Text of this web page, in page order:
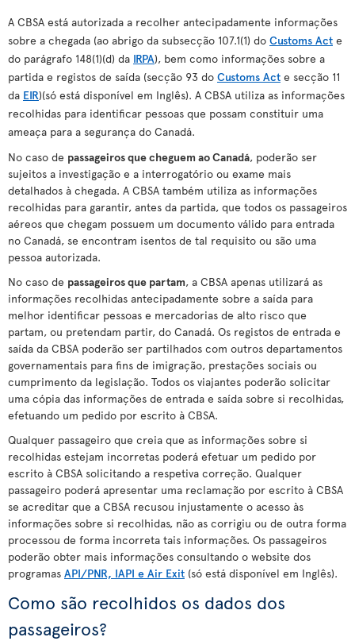
A CBSA está autorizada a recolher antecipadamente informações
sobre a chegada (ao abrigo da subsecção 107.1(1) do Customs Act e
do parágrafo 148(1)(d) da IRPA), bem como informações sobre a
partida e registos de saída (secção 93 do Customs Act e secção 11
da EIR)(só está disponível em Inglês). A CBSA utiliza as informações
recolhidas para identificar pessoas que possam constituir uma
ameaça para a segurança do Canadá.
No caso de passageiros que cheguem ao Canadá, poderão ser
sujeitos a investigação e a interrogatório ou exame mais
detalhados à chegada. A CBSA também utiliza as informações
recolhidas para garantir, antes da partida, que todos os passageiros
aéreos que chegam possuem um documento válido para entrada
no Canadá, se encontram isentos de tal requisito ou são uma
pessoa autorizada.
No caso de passageiros que partam, a CBSA apenas utilizará as
informações recolhidas antecipadamente sobre a saída para
melhor identificar pessoas e mercadorias de alto risco que
partam, ou pretendam partir, do Canadá. Os registos de entrada e
saída da CBSA poderão ser partilhados com outros departamentos
governamentais para fins de imigração, prestações sociais ou
cumprimento da legislação. Todos os viajantes poderão solicitar
uma cópia das informações de entrada e saída sobre si recolhidas,
efetuando um pedido por escrito à CBSA.
Qualquer passageiro que creia que as informações sobre si
recolhidas estejam incorretas poderá efetuar um pedido por
escrito à CBSA solicitando a respetiva correção. Qualquer
passageiro poderá apresentar uma reclamação por escrito à CBSA
se acreditar que a CBSA recusou injustamente o acesso às
informações sobre si recolhidas, não as corrigiu ou de outra forma
processou de forma incorreta tais informações. Os passageiros
poderão obter mais informações consultando o website dos
programas API/PNR, IAPI e Air Exit (só está disponível em Inglês).
Como são recolhidos os dados dos
passageiros?